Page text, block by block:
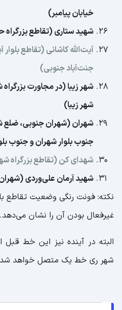
خیابان پیامبر)
شهید ستاری (تقاطع بزرگراه
آیت‌الله کاشانی (تقاطع بلوار
جنت‌آباد جنوبی)
شهر زیبا (در مجاورت
شهر زیبا)
شهران (شهران جنوبی، ضلع
جنوب بلوار شهران و جنوب
شهدای کن (تقاطع بزرگراه
شهید آرمان علی‌وردی
نکته: فونت رنگی وضعیت تقاطع
غیرفعال بودن آن را نشان می‌دهد.
البته در آینده نیز این خط قبل
شهر ری خط یک متصل خواهد